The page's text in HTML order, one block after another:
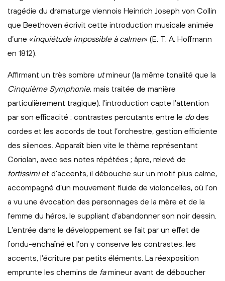
tragédie du dramaturge viennois Heinrich Joseph von Collin
que Beethoven écrivit cette introduction musicale animée
d’une «inquiétude impossible à calmer» (E. T. A. Hoffmann
en 1812).
Affirmant un très sombre utmineur (la même tonalité que la
Cinquième Symphonie, mais traitée de manière
particulièrement tragique), l’introduction capte l’attention
par son efficacité : contrastes percutants entre le dodes
cordes et les accords de tout l’orchestre, gestion efficiente
des silences. Apparaît bien vite le thème représentant
Coriolan, avec ses notes répétées ; âpre, relevé de
fortissimiet d’accents, il débouche sur un motif plus calme,
accompagné d’un mouvement fluide de violoncelles, où l’on
a vu une évocation des personnages de la mère et de la
femme du héros, le suppliant d’abandonner son noir dessin.
L’entrée dans le développement se fait par un effet de
fondu-enchaîné et l’on y conserve les contrastes, les
accents, l’écriture par petits éléments. La réexposition
emprunte les chemins de famineur avant de déboucher